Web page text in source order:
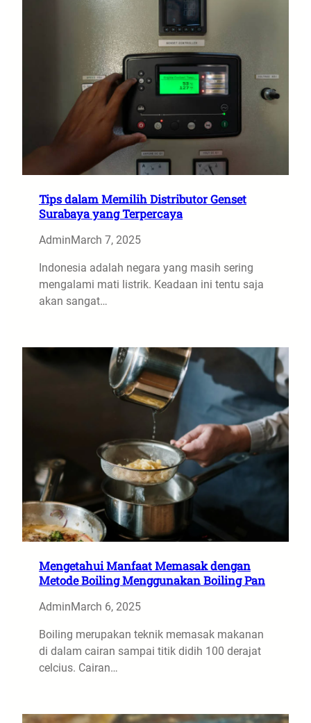
Tips dalam Memilih Distributor Genset
Surabaya yang Terpercaya
AdminMarch 7, 2025
Indonesia adalah negara yang masih sering
mengalami mati listrik. Keadaan ini tentu saja
akan sangat…
Mengetahui Manfaat Memasak dengan
Metode Boiling Menggunakan Boiling Pan
AdminMarch 6, 2025
Boiling merupakan teknik memasak makanan
di dalam cairan sampai titik didih 100 derajat
celcius. Cairan…